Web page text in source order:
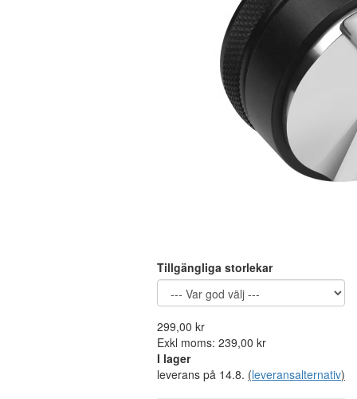
Tillgängliga storlekar
299,00 kr
Exkl moms: 239,00 kr
I lager
leverans på 14.8. (leveransalternativ)